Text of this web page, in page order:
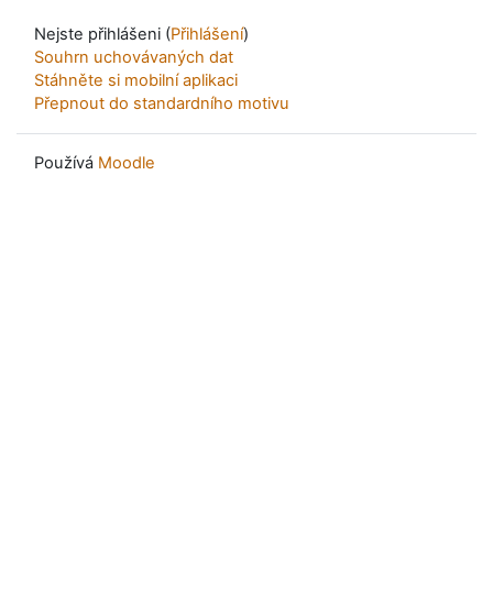
Nejste přihlášeni (Přihlášení)
Souhrn uchovávaných dat
Stáhněte si mobilní aplikaci
Přepnout do standardního motivu
Používá Moodle